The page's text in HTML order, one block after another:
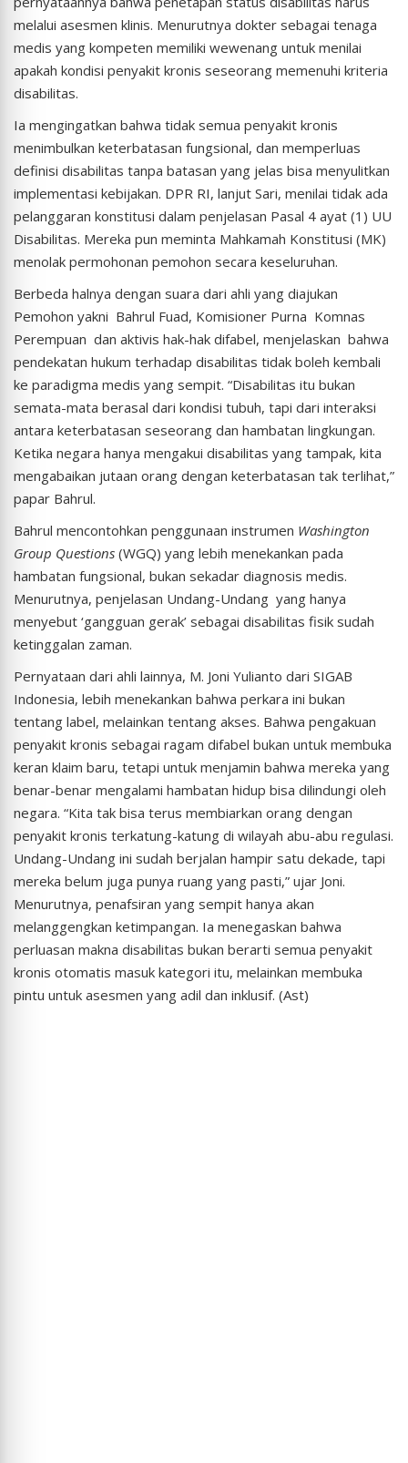
melalui asesmen klinis. Menurutnya dokter sebagai tenaga
medis yang kompeten memiliki wewenang untuk menilai
apakah kondisi penyakit kronis seseorang memenuhi kriteria
disabilitas.
Ia mengingatkan bahwa tidak semua penyakit kronis
menimbulkan keterbatasan fungsional, dan memperluas
definisi disabilitas tanpa batasan yang jelas bisa menyulitkan
implementasi kebijakan. DPR RI, lanjut Sari, menilai tidak ada
pelanggaran konstitusi dalam penjelasan Pasal 4 ayat (1) UU
Disabilitas. Mereka pun meminta Mahkamah Konstitusi (MK)
menolak permohonan pemohon secara keseluruhan.
Berbeda halnya dengan suara dari ahli yang diajukan
Pemohon yakni Bahrul Fuad, Komisioner Purna Komnas
Perempuan dan aktivis hak-hak difabel, menjelaskan bahwa
pendekatan hukum terhadap disabilitas tidak boleh kembali
ke paradigma medis yang sempit. “Disabilitas itu bukan
semata-mata berasal dari kondisi tubuh, tapi dari interaksi
antara keterbatasan seseorang dan hambatan lingkungan.
Ketika negara hanya mengakui disabilitas yang tampak, kita
mengabaikan jutaan orang dengan keterbatasan tak terlihat,”
papar Bahrul.
Bahrul mencontohkan penggunaan instrumen Washington
Group Questions (WGQ) yang lebih menekankan pada
hambatan fungsional, bukan sekadar diagnosis medis.
Menurutnya, penjelasan Undang-Undang yang hanya
menyebut ‘gangguan gerak’ sebagai disabilitas fisik sudah
ketinggalan zaman.
Pernyataan dari ahli lainnya, M. Joni Yulianto dari SIGAB
Indonesia, lebih menekankan bahwa perkara ini bukan
tentang label, melainkan tentang akses. Bahwa pengakuan
penyakit kronis sebagai ragam difabel bukan untuk membuka
keran klaim baru, tetapi untuk menjamin bahwa mereka yang
benar-benar mengalami hambatan hidup bisa dilindungi oleh
negara. “Kita tak bisa terus membiarkan orang dengan
penyakit kronis terkatung-katung di wilayah abu-abu regulasi.
Undang-Undang ini sudah berjalan hampir satu dekade, tapi
mereka belum juga punya ruang yang pasti,” ujar Joni.
Menurutnya, penafsiran yang sempit hanya akan
melanggengkan ketimpangan. Ia menegaskan bahwa
perluasan makna disabilitas bukan berarti semua penyakit
kronis otomatis masuk kategori itu, melainkan membuka
pintu untuk asesmen yang adil dan inklusif. (Ast)